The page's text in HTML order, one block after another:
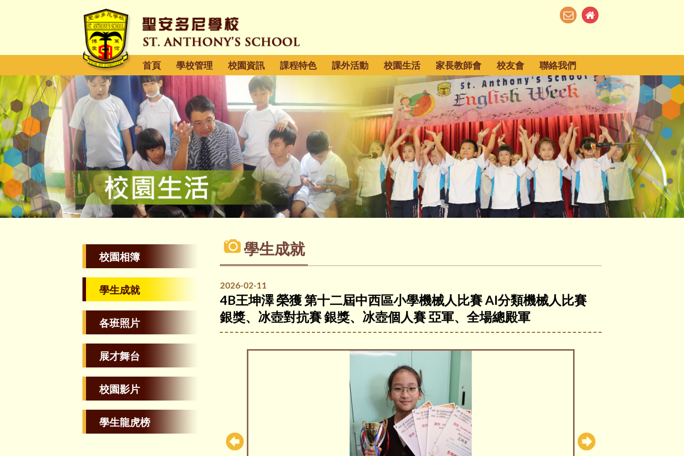
首頁 學校管理 校園資訊 課程特色 課外活動 校園生活 家長教師會 校友會 聯絡我們
校園相簿
學生成就
各班照片
展才舞台
校園影片
學生龍虎榜
學生成就
2026-02-11
4B王坤澤 榮獲 第十二屆中西區小學機械人比賽 AI分類機械人比賽
銀獎、冰壺對抗賽 銀獎、冰壺個人賽 亞軍、全場總殿軍